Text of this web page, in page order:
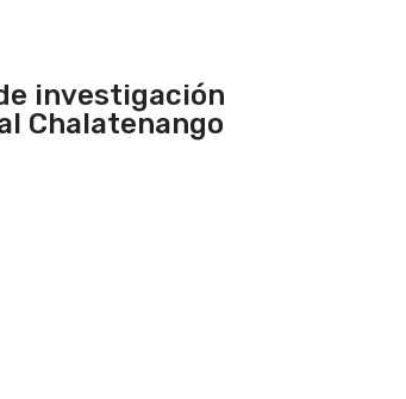
investigación
Chalatenango